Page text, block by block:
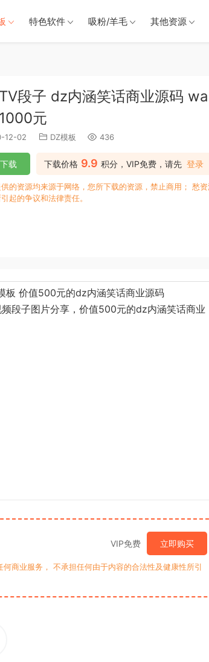
特色软件 吸粉/羊毛 其他资源
段子 dz内涵笑话商业源码
元
12-02 DZ模板 436
下载价格 9.9 积分，VIP免费，请先 登录
载
的资源均来源于网络，您所下载的资源，禁止商用； 愁
起的争议和法律责任。
板 价值500元的dz内涵笑话商业源码
段子图片分享，价值500元的dz内涵笑话商业
VIP免费 立即购买
商业服务， 不承担任何由于内容的合法性及健康性所引